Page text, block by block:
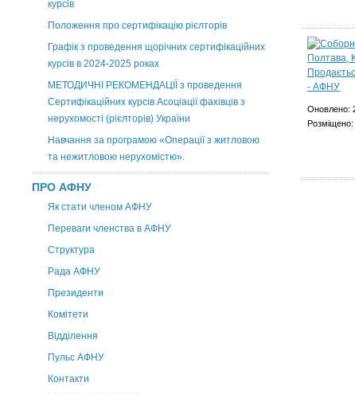
курсів
Положення про сертифікацію рієлторів
Графік з проведення щорічних сертифікаційних
курсів в 2024-2025 роках
МЕТОДИЧНІ РЕКОМЕНДАЦІЇ з проведення
Сертифікаційних курсів Асоціації фахівців з
нерухомості (рієлторів) України
Навчання за програмою «Операції з житловою
та нежитловою нерухомістю».
ПРО АФНУ
Як стати членом АФНУ
Переваги членства в АФНУ
Структура
Рада АФНУ
Президенти
Комітети
Відділення
Пульс АФНУ
Контакти
Оновлено:
Розміщено: